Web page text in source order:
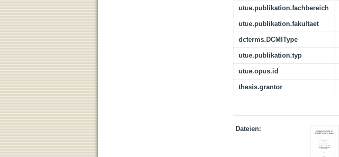
utue.publikation.fachbereich
utue.publikation.fakultaet
dcterms.DCMIType
utue.publikation.typ
utue.opus.id
thesis.grantor
Dateien: